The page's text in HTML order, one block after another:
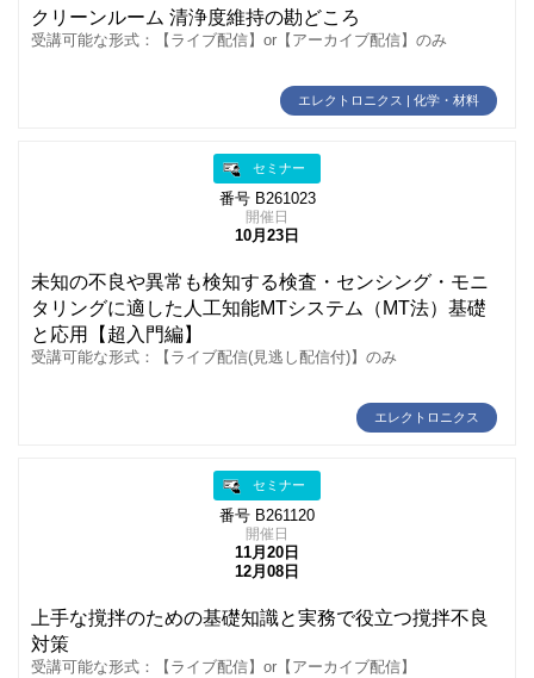
クリーンルーム 清浄度維持の勘どころ
受講可能な形式：【ライブ配信】or【アーカイブ配信】のみ
エレクトロニクス | 化学・材料
セミナー
番号 B261023
開催日
10月23日
未知の不良や異常も検知する検査・センシング・モニ
タリングに適した人工知能MTシステム（MT法）基礎
と応用【超入門編】
受講可能な形式：【ライブ配信(見逃し配信付)】のみ
エレクトロニクス
セミナー
番号 B261120
開催日
11月20日
12月08日
上手な撹拌のための基礎知識と実務で役立つ撹拌不良
対策
受講可能な形式：【ライブ配信】or【アーカイブ配信】